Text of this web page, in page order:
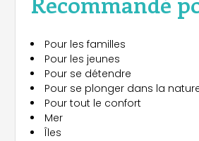
Pour les familles
Pour les jeunes
Pour se détendre
Pour se plonger dans la
Pour tout le confort
Mer
Îles